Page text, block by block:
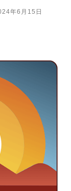
年6月15日